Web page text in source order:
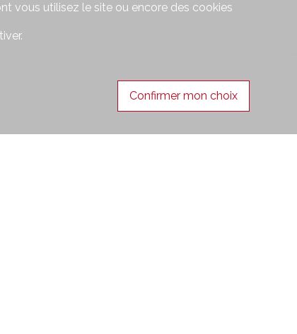
vous utilisez le site ou encore des cookies
Confirmer mon choix